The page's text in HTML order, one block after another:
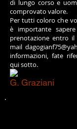
di lungo corso e
comprovato valore.
Per tutti coloro che
è importante
prenotazione entro
mail
informazioni, fate
qui sotto.
G. Graziani